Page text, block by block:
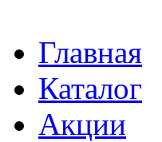
Главная
Каталог
Акции